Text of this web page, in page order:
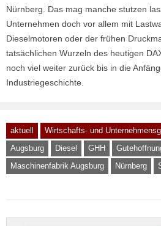
Nürnberg. Das mag manche stutzen
Unternehmen doch vor allem mit
Dieselmotoren oder der frühen
tatsächlichen Wurzeln des heutigen
noch viel weiter zurück bis in die
Industriegeschichte.
aktuell
Wirtschafts- und
Augsburg
Diesel GHH
Maschinenfabrik Augsburg
Nürnberg